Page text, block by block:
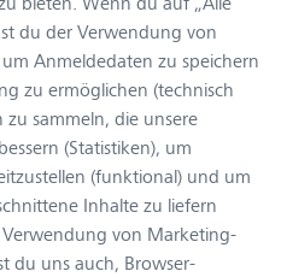
Apochromat
du der Verwendung von
Anmeldedaten zu speichern
zu ermöglichen (technisch
sammeln, die unsere
(Statistiken), um
(funktional) und um
Inhalte zu liefern
von Marketing-
du uns auch, Browser-